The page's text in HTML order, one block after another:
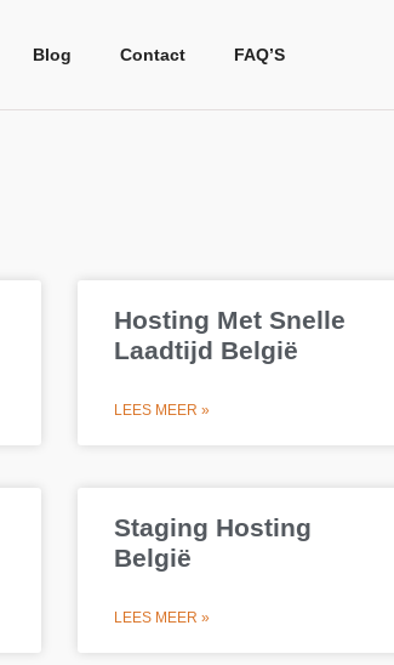
Blog Contact FAQ’S
Hosting Met Snelle
Laadtijd België
LEES MEER »
Staging Hosting
België
LEES MEER »